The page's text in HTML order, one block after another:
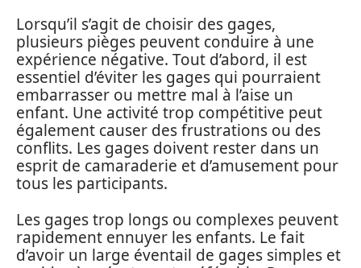
Lorsqu’il s’agit de choisir des gages,
plusieurs pièges peuvent conduire à une
expérience négative. Tout d’abord, il est
essentiel d’éviter les gages qui pourraient
embarrasser ou mettre mal à l’aise un
enfant. Une activité trop compétitive peut
également causer des frustrations ou des
conflits. Les gages doivent rester dans un
esprit de camaraderie et d’amusement pour
tous les participants.
Les gages trop longs ou complexes peuvent
rapidement ennuyer les enfants. Le fait
d’avoir un large éventail de gages simples et